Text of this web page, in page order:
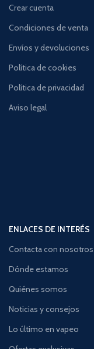
Crear cuenta
Condiciones de venta
Envíos y devoluciones
Política de cookies
Política de privacidad
Aviso legal
ENLACES DE INTERÉS
Contacta con nosotros
Dónde estamos
Quiénes somos
Noticias y consejos
Lo último en vapeo